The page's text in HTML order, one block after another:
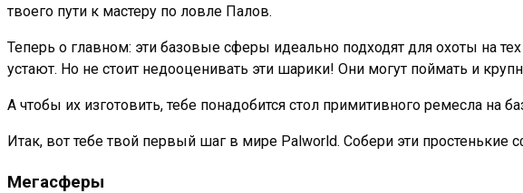
твоего пути к мастеру по ловле Палов.
Теперь о главном: эти базовые сферы идеально подходят для охоты на
устают. Но не стоит недооценивать эти шарики! Они могут поймать и
А чтобы их изготовить, тебе понадобится стол примитивного ремесла
Итак, вот тебе твой первый шаг в мире Palworld. Собери эти
Мегасферы